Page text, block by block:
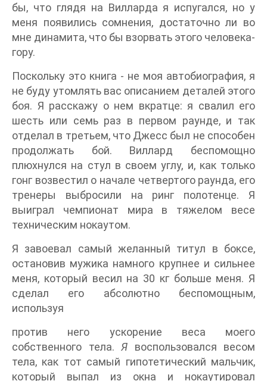
бы, что глядя на Вилларда я испугался, но у
меня появились сомнения, достаточно ли во
мне динамита, что бы взорвать этого человека-
гору.
Поскольку это книга - не моя автобиография, я
не буду утомлять вас описанием деталей этого
боя. Я расскажу о нем вкратце: я свалил его
шесть или семь раз в первом раунде, и так
отделал в третьем, что Джесс был не способен
продолжать бой. Виллард беспомощно
плюхнулся на стул в своем углу, и, как только
гонг возвестил о начале четвертого раунда, его
тренеры выбросили на ринг полотенце. Я
выиграл чемпионат мира в тяжелом весе
техническим нокаутом.
Я завоевал самый желанный титул в боксе,
остановив мужика намного крупнее и сильнее
меня, который весил на 30 кг больше меня. Я
сделал его абсолютно беспомощным,
используя
против него ускорение веса моего
собственного тела. Я воспользовался весом
тела, как тот самый гипотетический мальчик,
который выпал из окна и нокаутировал